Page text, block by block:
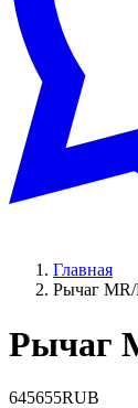
Главная
Рычаг
Рычаг
645655RUB